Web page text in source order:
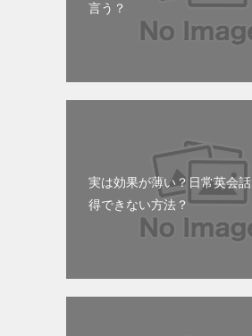
言う？
実は効果が薄い？日常英会
得できない方法？